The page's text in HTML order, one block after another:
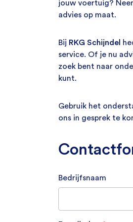
Tractoren
Viesa
Webasto
Tweedehands
IndelB
Engel
jouw voertuig?
advies op maat.
Bij RKG Schijndel
service. Of je nu
zoek bent naar
kunt.
Gebruik het
ons in gesprek te
Bedrijfsnaam